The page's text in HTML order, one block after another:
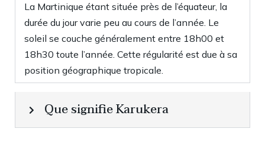
La Martinique étant située près de l’équateur, la
durée du jour varie peu au cours de l’année. Le
soleil se couche généralement entre 18h00 et
18h30 toute l’année. Cette régularité est due à sa
position géographique tropicale.
Que signifie Karukera